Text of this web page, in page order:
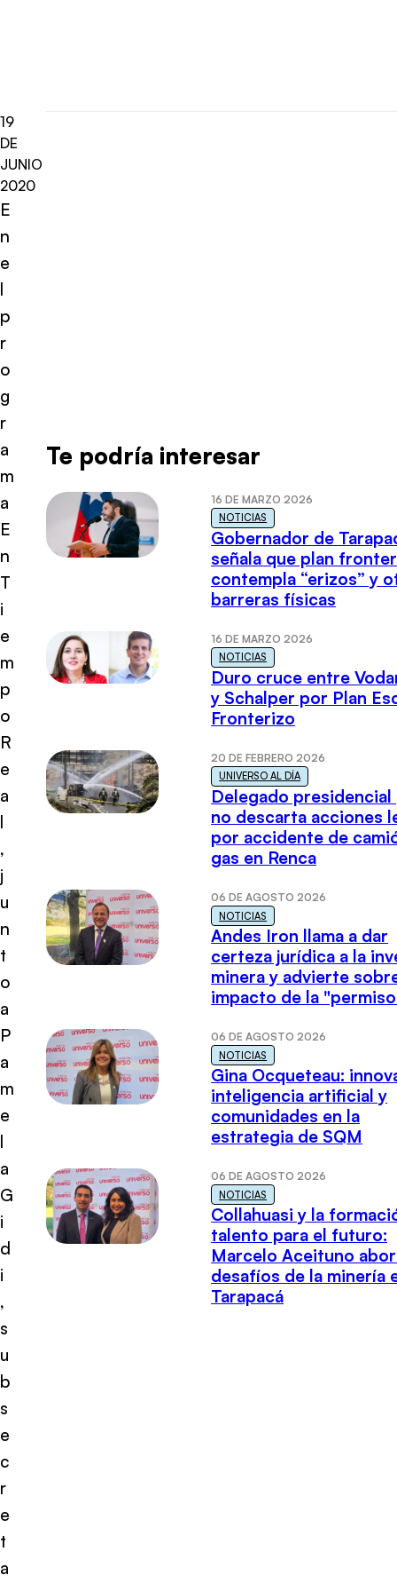
19
DE
JUNIO
2020
E
n
e
l
p
r
o
g
r
a
m
a
E
n
T
i
e
m
p
o
R
e
a
l
,
j
u
n
t
o
a
P
a
m
e
l
a
G
i
d
i
,
s
u
b
s
e
c
r
e
t
a
Te podría interesar
16 DE MARZO 2026
NOTICIAS
Gobernador de
señala que plan
contempla “erizos” y
barreras físicas
16 DE MARZO 2026
NOTICIAS
Duro cruce entre
y Schalper por Plan
Fronterizo
20 DE FEBRERO 2026
UNIVERSO AL DÍA
Delegado presidencial
no descarta acciones
por accidente de
gas en Renca
06 DE AGOSTO 2026
NOTICIAS
Andes Iron llama a dar
certeza jurídica a la
minera y advierte
impacto de la
06 DE AGOSTO 2026
NOTICIAS
Gina Ocqueteau:
inteligencia artificial y
comunidades en la
estrategia de SQM
06 DE AGOSTO 2026
NOTICIAS
Collahuasi y la
talento para el futuro:
Marcelo Aceituno
desafíos de la minería
Tarapacá